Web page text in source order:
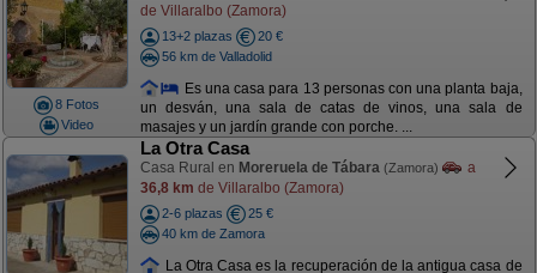
8 Fotos
Video
de Villaralbo (Zamora)
13+2 plazas
20 €
56 km de Valladolid
Es una casa para 13 personas con una planta baja,
un desván, una sala de catas de vinos, una sala de
masajes y un jardín grande con porche. ...
La Otra Casa
Casa Rural en Moreruela de Tábara (Zamora)
a
36,8 km de Villaralbo (Zamora)
2-6 plazas
25 €
40 km de Zamora
La Otra Casa es la recuperación de la antigua casa de